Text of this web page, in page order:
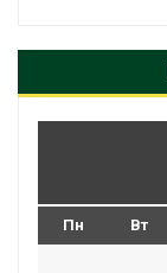
Пн Вт